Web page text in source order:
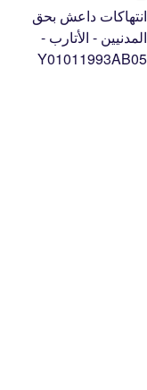
انتهاكات داعش بحق
المدنيين - الأتارب -
Y01011993AB05